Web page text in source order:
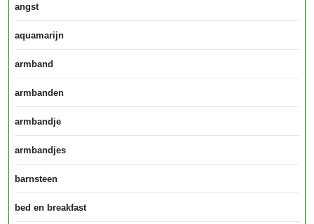
angst
aquamarijn
armband
armbanden
armbandje
armbandjes
barnsteen
bed en breakfast